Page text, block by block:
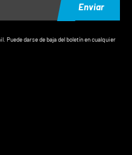
Enviar
Puede darse de baja del boletín en cualquier